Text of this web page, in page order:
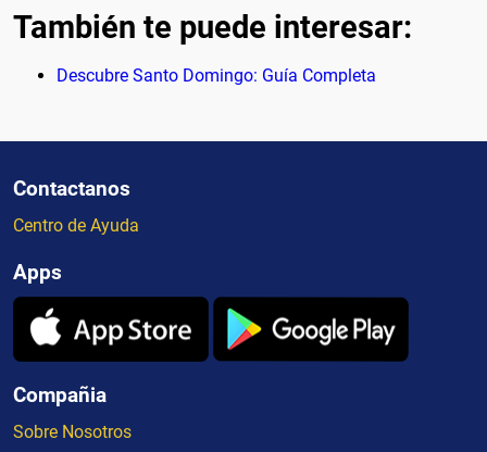
También te puede interesar:
Descubre Santo Domingo: Guía Completa
Contactanos
Centro de Ayuda
Apps
Compañia
Sobre Nosotros